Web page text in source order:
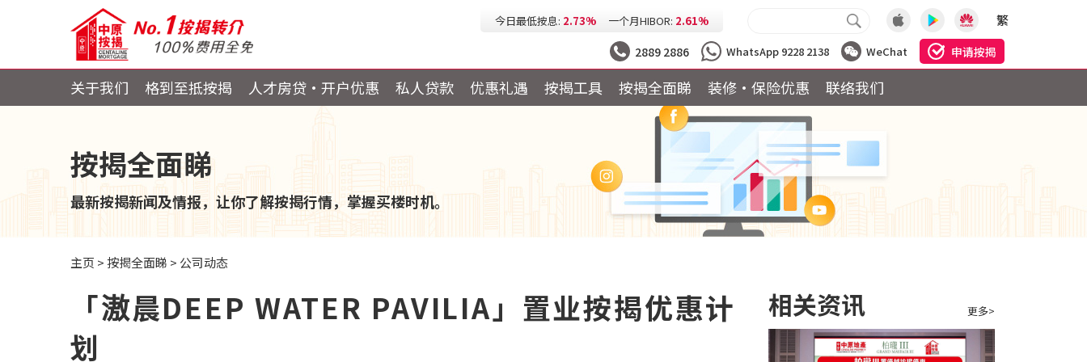
今日最低按息: 2.73% 一个月HIBOR: 2.61%
今日最低H按: 3.25%
繁
2889 2886 WhatsApp 9228 2138 WeChat 申请按揭
关于我们 格到至抵按揭 人才房贷・开户优惠 私人贷款 优惠礼遇 按揭工具 按揭全面睇 装修·保险优惠 联络我们
按揭全面睇
最新按揭新闻及情报，让你了解按揭行情，掌握买楼时机。
主页 >按揭全面睇 > 公司动态
「滶晨DEEP WATER PAVILIA」置业按揭优惠计
划
相关资讯 更多>